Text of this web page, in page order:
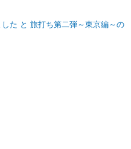
した と 旅打ち第二弾～東京編～の